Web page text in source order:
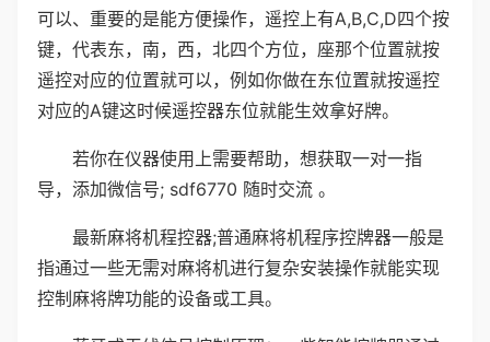
可以、重要的是能方便操作，遥控上有A,B,C,D四个按
键，代表东，南，西，北四个方位，座那个位置就按
遥控对应的位置就可以，例如你做在东位置就按遥控
对应的A键这时候遥控器东位就能生效拿好牌。
若你在仪器使用上需要帮助，想获取一对一指
导，添加微信号; sdf6770 随时交流 。
最新麻将机程控器;普通麻将机程序控牌器一般是
指通过一些无需对麻将机进行复杂安装操作就能实现
控制麻将牌功能的设备或工具。